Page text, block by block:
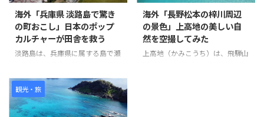
を通り抜けています。 また、途
中で可愛らしい猫も登場します。
ビデオの最後にはJR大井町西口
に到着しています。 このビデオ
を通じて、大井町の様々な場所や
世界の反応
海外「兵庫県 淡路島で驚き
の町おこし」日本のポップ
カルチャーが田舎を救う
淡路島は、兵庫県に属する島で瀬
県明石市にかかる世界最長のつり
橋「明石海峡大橋」を車やバスを
使って渡る。そこには畑がある素
朴な風景に、突如ハローキティー
海外「長野松本の梓川周辺
の景色」上高地の美しい自
然を空撮してみた
上高地（かみこうち）は、飛騨山
観光・旅